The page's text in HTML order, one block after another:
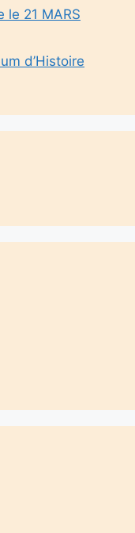
le 21 MARS
d’Histoire